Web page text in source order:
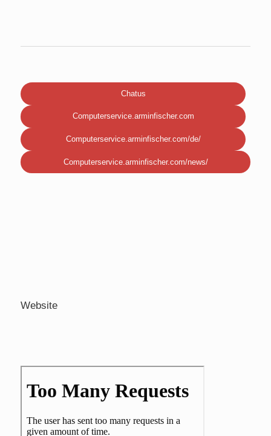
Chatus
Computerservice.arminfischer.com
Computerservice.arminfischer.com/de/
Computerservice.arminfischer.com/news/
Website